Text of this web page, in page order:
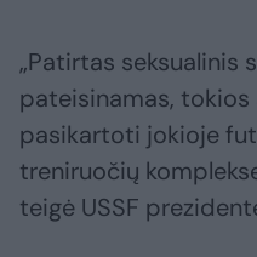
„Patirtas seksualinis
pateisinamas,
pasikartoti jokioje
treniruočių
teigė USSF